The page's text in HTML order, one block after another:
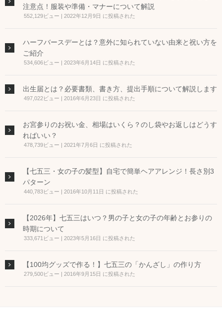
注意点！服装や準備・マナーについて解説
552,129ビュー | 2022年12月9日 に投稿された
ハーフバースデーとは？意外に知られていない由来と祝い方を
ご紹介
534,606ビュー | 2023年6月14日 に投稿された
出生届とは？必要書類、書き方、提出手順について解説します
497,022ビュー | 2016年6月23日 に投稿された
お宮参りのお祝い金、相場はいくら？のし袋やお返しはどうす
ればいい？
478,739ビュー | 2021年7月6日 に投稿された
【七五三・女の子の髪型】自宅で簡単ヘアアレンジ！長さ別3
パターン
440,783ビュー | 2016年10月11日 に投稿された
【2026年】七五三はいつ？男の子と女の子の年齢とお参りの
時期について
333,671ビュー | 2023年5月16日 に投稿された
【100均グッズで作る！】七五三の「かんざし」の作り方
279,500ビュー | 2016年9月15日 に投稿された